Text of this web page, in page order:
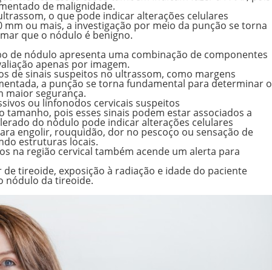
de malignidade.
o que pode indicar alterações celulares
ou mais, a investigação por meio da punção se torna
que o nódulo é benigno.
de nódulo apresenta uma combinação de componentes
apenas por imagem.
de sinais suspeitos no ultrassom, como margens
a punção se torna fundamental para determinar o
maior segurança.
ou linfonodos cervicais suspeitos
tamanho, pois esses sinais podem estar associados a
do nódulo pode indicar alterações celulares
engolir, rouquidão, dor no pescoço ou sensação de
estruturas locais.
na região cervical também acende um alerta para
tireoide, exposição à radiação e idade do paciente
nódulo da tireoide.